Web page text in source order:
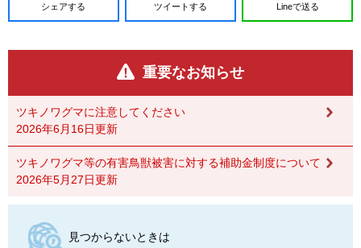
シェアする ツイートする Lineで送る
重要なお知らせ
ツキノワグマに注意してください
2026年6月16日更新
ツキノワグマ等の有害鳥獣被害に対する補助金制度について
2026年5月27日更新
見つからないときは